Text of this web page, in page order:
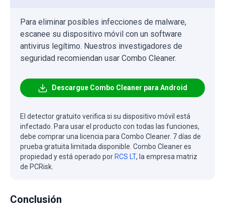
Para eliminar posibles infecciones de malware,
escanee su dispositivo móvil con un software
antivirus legítimo. Nuestros investigadores de
seguridad recomiendan usar Combo Cleaner.
Descargue Combo Cleaner para Android
El detector gratuito verifica si su dispositivo móvil está
infectado. Para usar el producto con todas las funciones,
debe comprar una licencia para Combo Cleaner. 7 días de
prueba gratuita limitada disponible. Combo Cleaner es
propiedad y está operado por RCS LT, la empresa matriz
de PCRisk.
Conclusión